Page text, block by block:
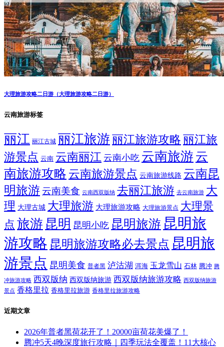
大理旅游攻略二日游（大理旅游攻略二日游）
云南旅游标签
丽江 丽江古城 丽江旅游 丽江旅游攻略 丽江旅
游景点 云南 云南丽江 云南小吃 云南旅游 云
南旅游攻略 云南旅游景点 云南旅游线路 云南昆
明旅游 云南美食 云南西双版纳 去丽江旅游 去云南旅游 大
理 大理古城 大理旅游 大理旅游攻略 大理旅游景点 大理景
点 旅游 昆明 昆明小吃 昆明旅游 昆明旅
游攻略 昆明旅游攻略必去景点 昆明旅
游景点 昆明美食 普者黑 泸沽湖 洱海 玉龙雪山 石林 腾冲 腾
冲旅游攻略 西双版纳 西双版纳旅游 西双版纳旅游攻略 西双版纳旅游
景点 香格里拉 香格里拉旅游 香格里拉旅游攻略
近期文章
2026年普者黑荷花开了！20000亩荷花美爆了！
腾冲5天4晚深度旅行攻略｜四季玩法全覆盖！11大核心